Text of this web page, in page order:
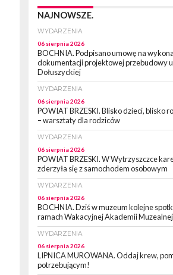
NAJNOWSZE.
WYDARZENIA
06 sierpnia 2026
BOCHNIA. Podpisano umowę na
dokumentacji projektowej przebudowy
Dołuszyckiej
WYDARZENIA
06 sierpnia 2026
POWIAT BRZESKI. Blisko dzieci, blisko
– warsztaty dla rodziców
WYDARZENIA
06 sierpnia 2026
POWIAT BRZESKI. W Wytrzyszczce
zderzyła się z samochodem osobowym
WYDARZENIA
06 sierpnia 2026
BOCHNIA. Dziś w muzeum kolejne
ramach Wakacyjnej Akademii Muzealnej
WYDARZENIA
06 sierpnia 2026
LIPNICA MUROWANA. Oddaj krew,
potrzebującym!